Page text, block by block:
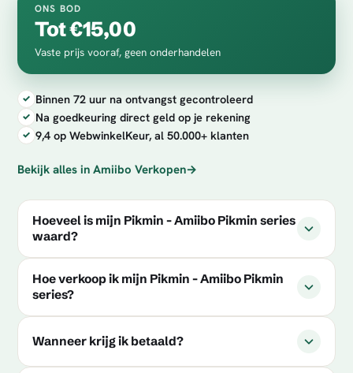
ONS BOD
Tot €15,00
Vaste prijs vooraf, geen onderhandelen
Binnen 72 uur na ontvangst gecontroleerd
Na goedkeuring direct geld op je rekening
9,4 op WebwinkelKeur, al 50.000+ klanten
Bekijk alles in Amiibo Verkopen→
Hoeveel is mijn Pikmin - Amiibo Pikmin series
waard?
Hoe verkoop ik mijn Pikmin - Amiibo Pikmin
series?
Wanneer krijg ik betaald?